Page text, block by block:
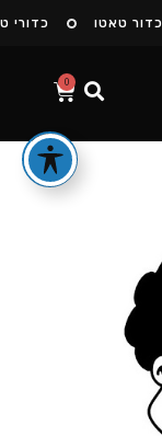
טאטו כדורי
0